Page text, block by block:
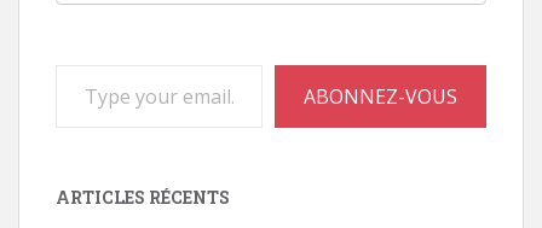
ABONNEZ-VOUS
ARTICLES RÉCENTS